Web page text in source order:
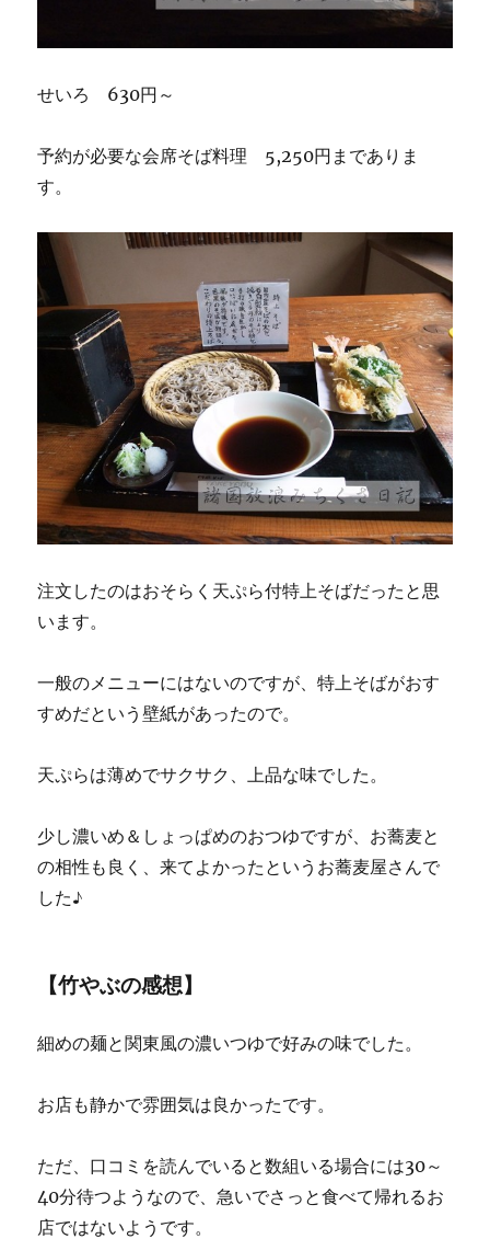
せいろ 630円～
予約が必要な会席そば料理 5,250円までありま
す。
注文したのはおそらく天ぷら付特上そばだったと思
います。
一般のメニューにはないのですが、特上そばがおす
すめだという壁紙があったので。
天ぷらは薄めでサクサク、上品な味でした。
少し濃いめ＆しょっぱめのおつゆですが、お蕎麦と
の相性も良く、来てよかったというお蕎麦屋さんで
した♪
【竹やぶの感想】
細めの麺と関東風の濃いつゆで好みの味でした。
お店も静かで雰囲気は良かったです。
ただ、口コミを読んでいると数組いる場合には30～
40分待つようなので、急いでさっと食べて帰れるお
店ではないようです。